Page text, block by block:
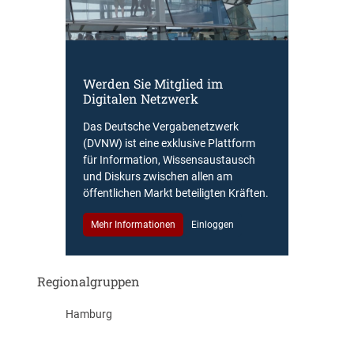
Werden Sie Mitglied im
Digitalen Netzwerk
Das Deutsche Vergabenetzwerk
(DVNW) ist eine exklusive Plattform
für Information, Wissensaustausch
und Diskurs zwischen allen am
öffentlichen Markt beteiligten Kräften.
Mehr Informationen Einloggen
Regionalgruppen
Hamburg